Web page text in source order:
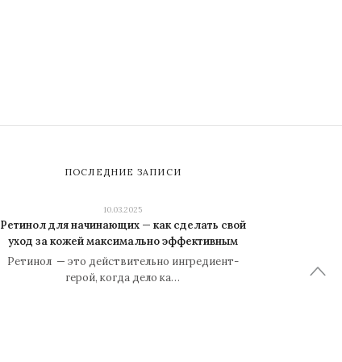
ПОСЛЕДНИЕ ЗАПИСИ
10.03.2025
Ретинол для начинающих — как сделать свой
уход за кожей максимально эффективным
Ретинол — это действительно ингредиент-
герой, когда дело ка…